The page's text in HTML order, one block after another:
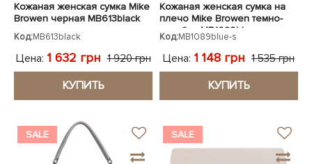
Кожаная женская сумка Mike
Browen черная MB613black
Код:MB613black
Цена: 1 632 грн 1 920 грн
КУПИТЬ
Кожаная женская сумка на
плечо Mike Browen темно-
голубая MB1089blue
Код:MB1089blue-s
Цена: 1 148 грн 1 535 грн
КУПИТЬ
SALE SALE